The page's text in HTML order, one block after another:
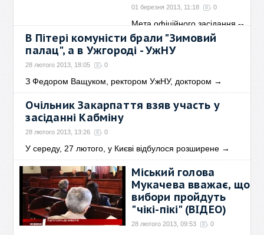
01 березня 2013, 11:18 0
Мета офіційного засідання --
співпраця Закарпаття
В Пітері комуністи брали "Зимовий
палац", а в Ужгороді - УжНУ
28 лютого 2013, 18:05 0
З Федором Ващуком, ректором УжНУ, доктором →
Очільник Закарпаття взяв участь у
засіданні Кабміну
28 лютого 2013, 13:26 0
У середу, 27 лютого, у Києві відбулося розширене →
Міський голова
Мукачева вважає, що
вибори пройдуть
"чікі-пікі" (ВІДЕО)
28 лютого 2013, 09:53 0